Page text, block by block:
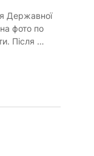
Державної
фото по
Після …